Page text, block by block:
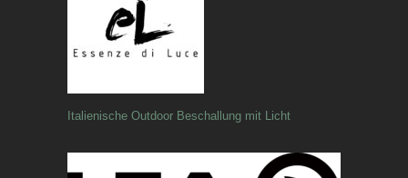
Italienische Outdoor Beschallung mit Licht